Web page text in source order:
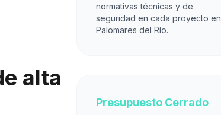
alta
normativas técnicas y de
seguridad en cada proyecto en
Palomares del Río.
Presupuesto Cerrado